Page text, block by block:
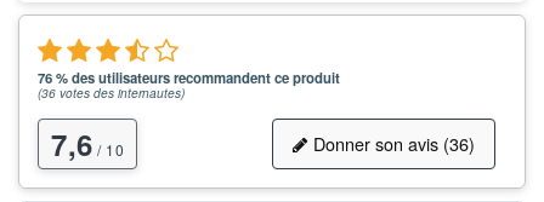
76 % des utilisateurs recommandent ce produit
(36 votes des internautes)
7,6 / 10 Donner son avis (36)